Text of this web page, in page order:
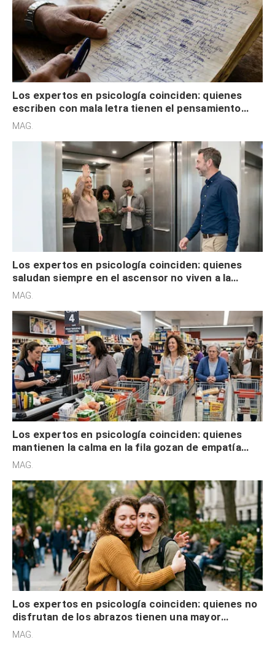
Los expertos en psicología coinciden: quienes
escriben con mala letra tienen el pensamiento
acelerado y no lo hacen por desinterés
MAG.
Los expertos en psicología coinciden: quienes
saludan siempre en el ascensor no viven a la
defensiva y tienen apertura social
MAG.
Los expertos en psicología coinciden: quienes
mantienen la calma en la fila gozan de empatía
cognitiva, gratitud y no solo tienen autocontrol
MAG.
Los expertos en psicología coinciden: quienes no
disfrutan de los abrazos tienen una mayor
sensibilidad a los estímulos físicos y no es por
MAG.